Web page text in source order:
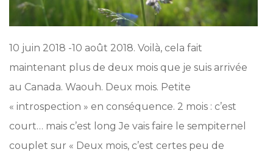
10 juin 2018 -10 août 2018. Voilà, cela fait
maintenant plus de deux mois que je suis arrivée
au Canada. Waouh. Deux mois. Petite
« introspection » en conséquence. 2 mois : c’est
court… mais c’est long Je vais faire le sempiternel
couplet sur « Deux mois, c’est certes peu de